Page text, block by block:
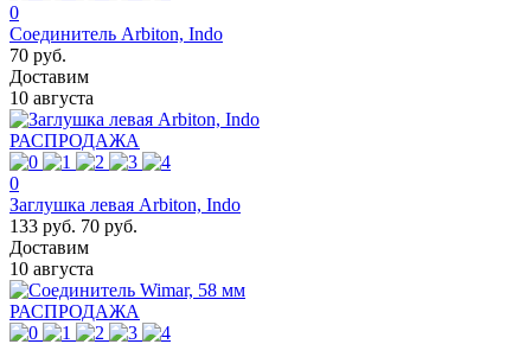
0
Соединитель Arbiton, Indo
70 руб.
Доставим
10 августа
РАСПРОДАЖА
0
Заглушка левая Arbiton, Indo
133 руб. 70 руб.
Доставим
10 августа
РАСПРОДАЖА